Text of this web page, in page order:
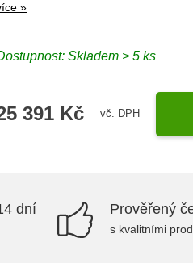
»
Skladem > 5 ks
391 Kč vč. DPH
dní Prověřený
s kvalitními